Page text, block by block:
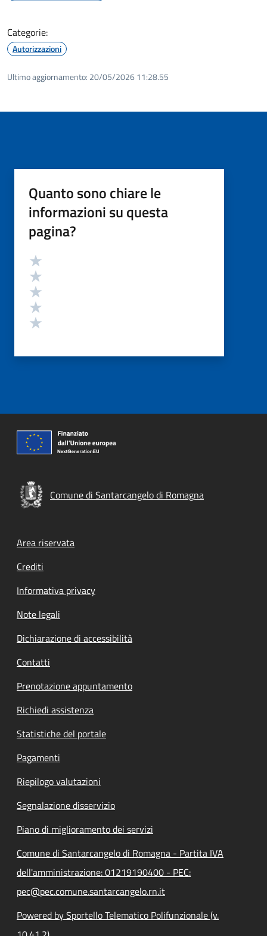
Categorie:
Autorizzazioni
Ultimo aggiornamento: 20/05/2026 11:28.55
Quanto sono chiare le
informazioni su questa
pagina?
Valutazione
Comune di Santarcangelo di Romagna
Area riservata
Crediti
Informativa privacy
Note legali
Dichiarazione di accessibilità
Contatti
Prenotazione appuntamento
Richiedi assistenza
Statistiche del portale
Pagamenti
Riepilogo valutazioni
Segnalazione disservizio
Piano di miglioramento dei servizi
Comune di Santarcangelo di Romagna - Partita IVA
dell'amministrazione: 01219190400 - PEC:
pec@pec.comune.santarcangelo.rn.it
Powered by Sportello Telematico Polifunzionale (v.